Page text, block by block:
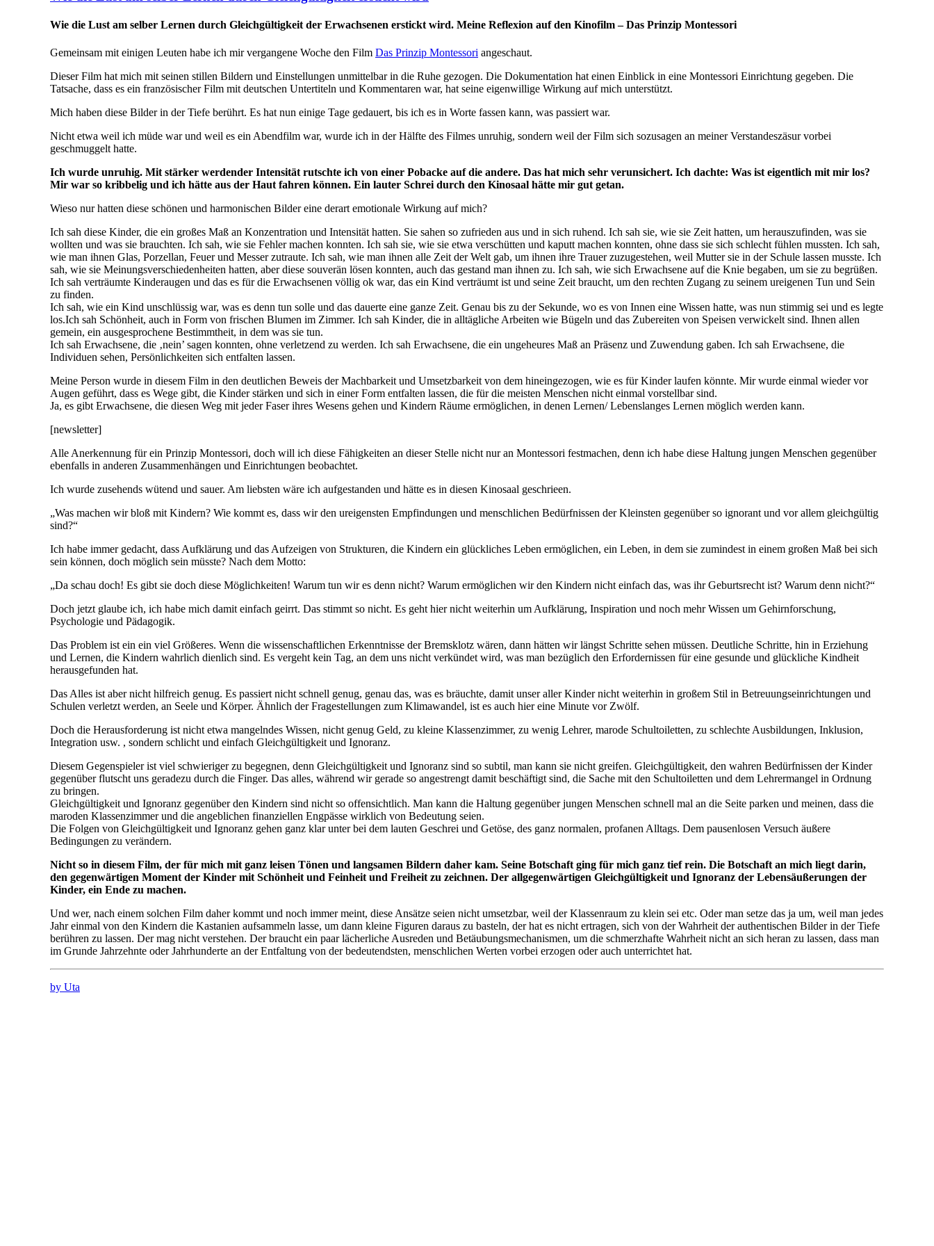
Wie die Lust am selber Lernen durch Gleichgültigkeit der Erwachsenen erstickt wird. Meine Reflexion auf den Kinofilm – Das Prinzip Montessori
Gemeinsam mit einigen Leuten habe ich mir vergangene Woche den Film Das Prinzip Montessori angeschaut.
Dieser Film hat mich mit seinen stillen Bildern und Einstellungen unmittelbar in die Ruhe gezogen. Die Dokumentation hat einen Einblick in eine Montessori Einrichtung gegeben. Die
Tatsache, dass es ein französischer Film mit deutschen Untertiteln und Kommentaren war, hat seine eigenwillige Wirkung auf mich unterstützt.
Mich haben diese Bilder in der Tiefe berührt. Es hat nun einige Tage gedauert, bis ich es in Worte fassen kann, was passiert war.
Nicht etwa weil ich müde war und weil es ein Abendfilm war, wurde ich in der Hälfte des Filmes unruhig, sondern weil der Film sich sozusagen an meiner Verstandeszäsur vorbei
geschmuggelt hatte.
Ich wurde unruhig. Mit stärker werdender Intensität rutschte ich von einer Pobacke auf die andere. Das hat mich sehr verunsichert. Ich dachte: Was ist eigentlich mit mir los?
Mir war so kribbelig und ich hätte aus der Haut fahren können. Ein lauter Schrei durch den Kinosaal hätte mir gut getan.
Wieso nur hatten diese schönen und harmonischen Bilder eine derart emotionale Wirkung auf mich?
Ich sah diese Kinder, die ein großes Maß an Konzentration und Intensität hatten. Sie sahen so zufrieden aus und in sich ruhend. Ich sah sie, wie sie Zeit hatten, um herauszufinden, was sie
wollten und was sie brauchten. Ich sah, wie sie Fehler machen konnten. Ich sah sie, wie sie etwa verschütten und kaputt machen konnten, ohne dass sie sich schlecht fühlen mussten. Ich sah,
wie man ihnen Glas, Porzellan, Feuer und Messer zutraute. Ich sah, wie man ihnen alle Zeit der Welt gab, um ihnen ihre Trauer zuzugestehen, weil Mutter sie in der Schule lassen musste. Ich
sah, wie sie Meinungsverschiedenheiten hatten, aber diese souverän lösen konnten, auch das gestand man ihnen zu. Ich sah, wie sich Erwachsene auf die Knie begaben, um sie zu begrüßen.
Ich sah verträumte Kinderaugen und das es für die Erwachsenen völlig ok war, das ein Kind verträumt ist und seine Zeit braucht, um den rechten Zugang zu seinem ureigenen Tun und Sein
zu finden.
Ich sah, wie ein Kind unschlüssig war, was es denn tun solle und das dauerte eine ganze Zeit. Genau bis zu der Sekunde, wo es von Innen eine Wissen hatte, was nun stimmig sei und es legte
los.Ich sah Schönheit, auch in Form von frischen Blumen im Zimmer. Ich sah Kinder, die in alltägliche Arbeiten wie Bügeln und das Zubereiten von Speisen verwickelt sind. Ihnen allen
gemein, ein ausgesprochene Bestimmtheit, in dem was sie tun.
Ich sah Erwachsene, die ‚nein’ sagen konnten, ohne verletzend zu werden. Ich sah Erwachsene, die ein ungeheures Maß an Präsenz und Zuwendung gaben. Ich sah Erwachsene, die
Individuen sehen, Persönlichkeiten sich entfalten lassen.
Meine Person wurde in diesem Film in den deutlichen Beweis der Machbarkeit und Umsetzbarkeit von dem hineingezogen, wie es für Kinder laufen könnte. Mir wurde einmal wieder vor
Augen geführt, dass es Wege gibt, die Kinder stärken und sich in einer Form entfalten lassen, die für die meisten Menschen nicht einmal vorstellbar sind.
Ja, es gibt Erwachsene, die diesen Weg mit jeder Faser ihres Wesens gehen und Kindern Räume ermöglichen, in denen Lernen/ Lebenslanges Lernen möglich werden kann.
[newsletter]
Alle Anerkennung für ein Prinzip Montessori, doch will ich diese Fähigkeiten an dieser Stelle nicht nur an Montessori festmachen, denn ich habe diese Haltung jungen Menschen gegenüber
ebenfalls in anderen Zusammenhängen und Einrichtungen beobachtet.
Ich wurde zusehends wütend und sauer. Am liebsten wäre ich aufgestanden und hätte es in diesen Kinosaal geschrieen.
„Was machen wir bloß mit Kindern? Wie kommt es, dass wir den ureigensten Empfindungen und menschlichen Bedürfnissen der Kleinsten gegenüber so ignorant und vor allem gleichgültig
sind?“
Ich habe immer gedacht, dass Aufklärung und das Aufzeigen von Strukturen, die Kindern ein glückliches Leben ermöglichen, ein Leben, in dem sie zumindest in einem großen Maß bei sich
sein können, doch möglich sein müsste? Nach dem Motto:
„Da schau doch! Es gibt sie doch diese Möglichkeiten! Warum tun wir es denn nicht? Warum ermöglichen wir den Kindern nicht einfach das, was ihr Geburtsrecht ist? Warum denn nicht?“
Doch jetzt glaube ich, ich habe mich damit einfach geirrt. Das stimmt so nicht. Es geht hier nicht weiterhin um Aufklärung, Inspiration und noch mehr Wissen um Gehirnforschung,
Psychologie und Pädagogik.
Das Problem ist ein ein viel Größeres. Wenn die wissenschaftlichen Erkenntnisse der Bremsklotz wären, dann hätten wir längst Schritte sehen müssen. Deutliche Schritte, hin in Erziehung
und Lernen, die Kindern wahrlich dienlich sind. Es vergeht kein Tag, an dem uns nicht verkündet wird, was man bezüglich den Erfordernissen für eine gesunde und glückliche Kindheit
herausgefunden hat.
Das Alles ist aber nicht hilfreich genug. Es passiert nicht schnell genug, genau das, was es bräuchte, damit unser aller Kinder nicht weiterhin in großem Stil in Betreuungseinrichtungen und
Schulen verletzt werden, an Seele und Körper. Ähnlich der Fragestellungen zum Klimawandel, ist es auch hier eine Minute vor Zwölf.
Doch die Herausforderung ist nicht etwa mangelndes Wissen, nicht genug Geld, zu kleine Klassenzimmer, zu wenig Lehrer, marode Schultoiletten, zu schlechte Ausbildungen, Inklusion,
Integration usw. , sondern schlicht und einfach Gleichgültigkeit und Ignoranz.
Diesem Gegenspieler ist viel schwieriger zu begegnen, denn Gleichgültigkeit und Ignoranz sind so subtil, man kann sie nicht greifen. Gleichgültigkeit, den wahren Bedürfnissen der Kinder
gegenüber flutscht uns geradezu durch die Finger. Das alles, während wir gerade so angestrengt damit beschäftigt sind, die Sache mit den Schultoiletten und dem Lehrermangel in Ordnung
zu bringen.
Gleichgültigkeit und Ignoranz gegenüber den Kindern sind nicht so offensichtlich. Man kann die Haltung gegenüber jungen Menschen schnell mal an die Seite parken und meinen, dass die
maroden Klassenzimmer und die angeblichen finanziellen Engpässe wirklich von Bedeutung seien.
Die Folgen von Gleichgültigkeit und Ignoranz gehen ganz klar unter bei dem lauten Geschrei und Getöse, des ganz normalen, profanen Alltags. Dem pausenlosen Versuch äußere
Bedingungen zu verändern.
Nicht so in diesem Film, der für mich mit ganz leisen Tönen und langsamen Bildern daher kam. Seine Botschaft ging für mich ganz tief rein. Die Botschaft an mich liegt darin,
den gegenwärtigen Moment der Kinder mit Schönheit und Feinheit und Freiheit zu zeichnen. Der allgegenwärtigen Gleichgültigkeit und Ignoranz der Lebensäußerungen der
Kinder, ein Ende zu machen.
Und wer, nach einem solchen Film daher kommt und noch immer meint, diese Ansätze seien nicht umsetzbar, weil der Klassenraum zu klein sei etc. Oder man setze das ja um, weil man jedes
Jahr einmal von den Kindern die Kastanien aufsammeln lasse, um dann kleine Figuren daraus zu basteln, der hat es nicht ertragen, sich von der Wahrheit der authentischen Bilder in der Tiefe
berühren zu lassen. Der mag nicht verstehen. Der braucht ein paar lächerliche Ausreden und Betäubungsmechanismen, um die schmerzhafte Wahrheit nicht an sich heran zu lassen, dass man
im Grunde Jahrzehnte oder Jahrhunderte an der Entfaltung von der bedeutendsten, menschlichen Werten vorbei erzogen oder auch unterrichtet hat.
by Uta